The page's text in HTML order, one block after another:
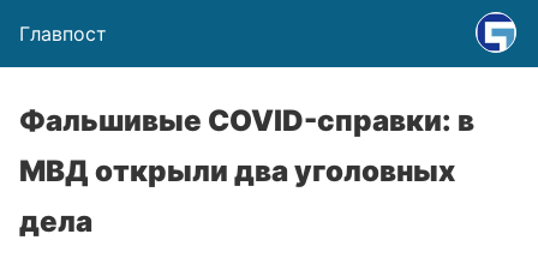
Главпост
Фальшивые COVID-справки: в
МВД открыли два уголовных
дела